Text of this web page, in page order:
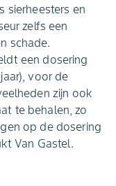
sierheesters en
zelfs een
schade.
een dosering
voor de
zijn ook
te behalen, zo
op de dosering
Van Gastel.